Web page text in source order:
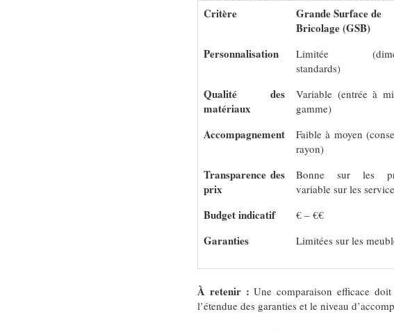
Critère
Grande Surface de
Bricolage (GSB)
Personnalisation
Limitée
standards)
Qualité des
matériaux
Variable (entrée à
gamme)
Accompagnement
Faible à moyen
rayon)
Transparence des
prix
Bonne sur les
variable sur les
Budget indicatif € – €€
Garanties Limitées sur les
À retenir : Une comparaison efficace
l’étendue des garanties et le niveau